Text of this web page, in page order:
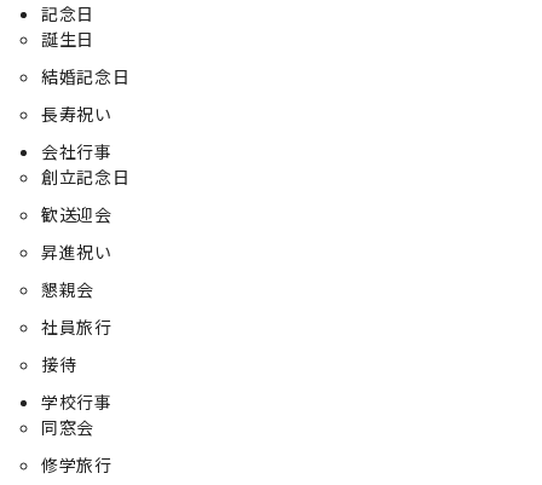
記念日
誕生日
結婚記念日
長寿祝い
会社行事
創立記念日
歓送迎会
昇進祝い
懇親会
社員旅行
接待
学校行事
同窓会
修学旅行